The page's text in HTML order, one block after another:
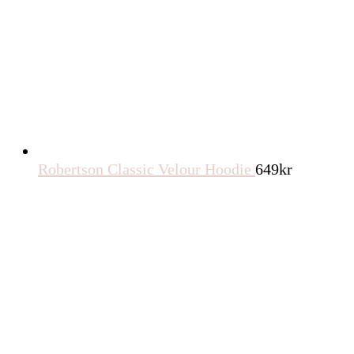
Robertson Classic Velour Hoodie 649kr